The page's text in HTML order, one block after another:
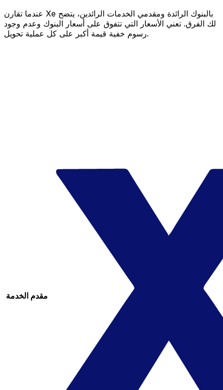
عندما تقارن Xe بالبنوك الرائدة ومقدمي الخدمات الرائدين، يتضح
لك الفرق. تعني الأسعار التي تتفوق على أسعار البنوك وعدم وجود
رسوم خفية قيمة أكبر على كل عملية تحويل.
مقدم الخدمة